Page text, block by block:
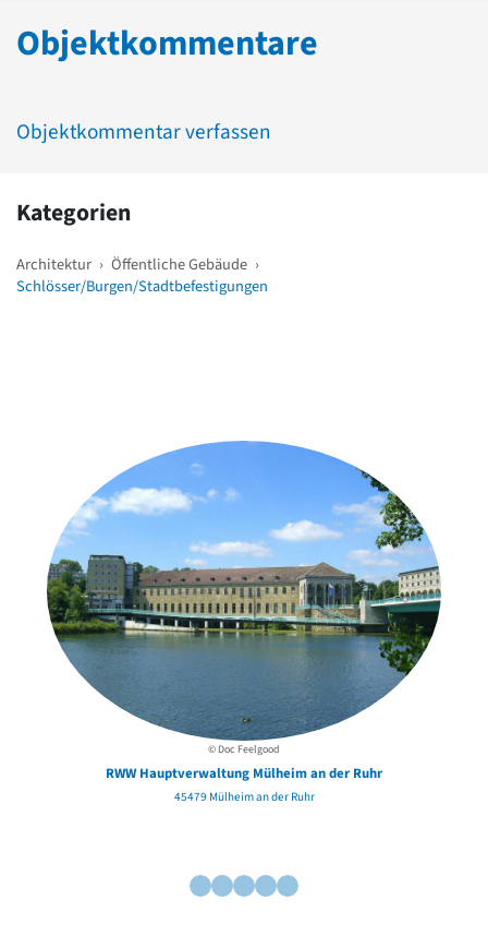
Objektkommentare
Objektkommentar verfassen
Kategorien
Architektur › Öffentliche Gebäude ›
Schlösser/Burgen/Stadtbefestigungen
© Doc Feelgood
RWW Hauptverwaltung Mülheim an der Ruhr
45479 Mülheim an der Ruhr